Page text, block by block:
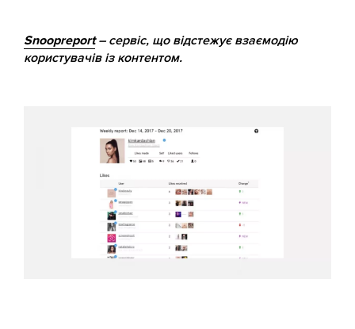
Snoopreport– сервіс, що відстежує взаємодію
користувачів із контентом.